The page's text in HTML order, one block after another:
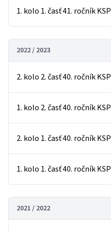
1. kolo 1. časť 41. ročník KSP
2022 / 2023
2. kolo 2. časť 40. ročník KSP
1. kolo 2. časť 40. ročník KSP
2. kolo 1. časť 40. ročník KSP
1. kolo 1. časť 40. ročník KSP
2021 / 2022